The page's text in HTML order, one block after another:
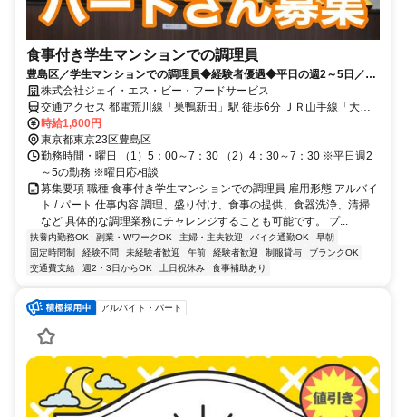
食事付き学生マンションでの調理員
豊島区／学生マンションでの調理員◆経験者優遇◆平日の週2～5日／土
日祝休み◆早朝のバイト
株式会社ジェイ・エス・ビー・フードサービス
交通アクセス 都電荒川線「巣鴨新田」駅 徒歩6分 ＪＲ山手線「大
塚」駅 徒歩7分 都営三田線「巣鴨」駅 徒歩11分
時給1,600円
東京都東京23区豊島区
勤務時間・曜日 （1）5：00～7：30 （2）4：30～7：30 ※平日週2
～5の勤務 ※曜日応相談
募集要項 職種 食事付き学生マンションでの調理員 雇用形態 アルバイ
ト / パート 仕事内容 調理、盛り付け、食事の提供、食器洗浄、清掃
など 具体的な調理業務にチャレンジすることも可能です。 プ...
扶養内勤務OK 副業・WワークOK 主婦・主夫歓迎 バイク通勤OK
早朝
固定時間制
経験不問 未経験者歓迎 午前 経験者歓迎 制服貸与
ブランクOK
交通費支給
週2・3日からOK 土日祝休み 食事補助あり
アルバイト・パート